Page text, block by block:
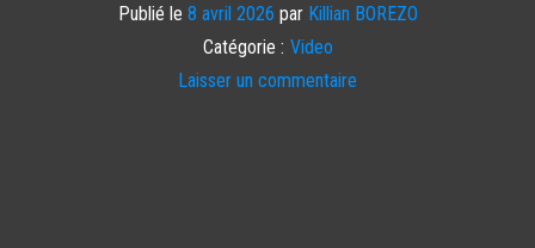
Publié le 8 avril 2026 par Killian BOREZO
Catégorie : Video
Laisser un commentaire